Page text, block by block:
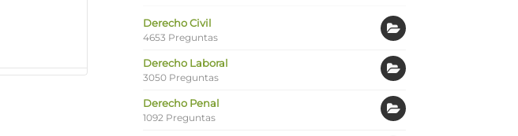
Derecho Civil
4653 Preguntas
Derecho Laboral
3050 Preguntas
Derecho Penal
1092 Preguntas